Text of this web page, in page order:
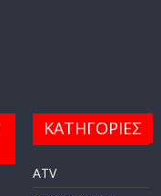
ΚΑΤΗΓΟΡΙΕΣ
ATV